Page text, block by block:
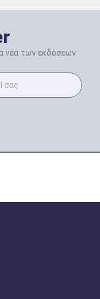
νέα των εκδόσεων